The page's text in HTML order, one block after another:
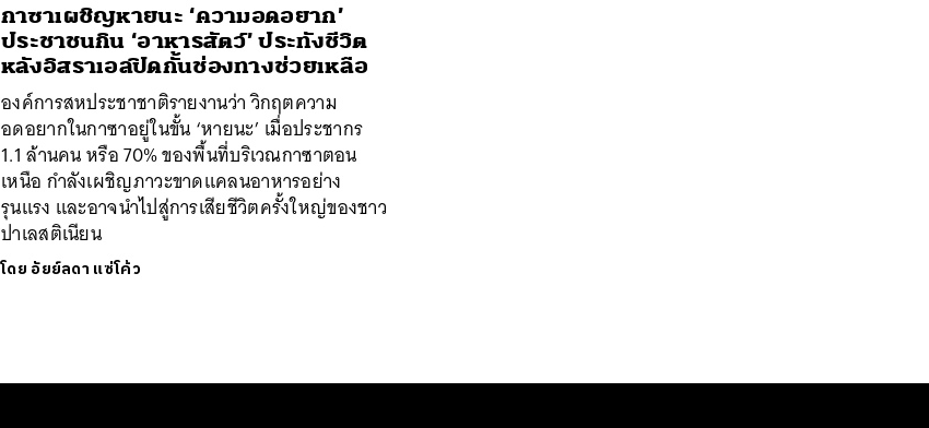
กาซาเผชิญหายนะ ‘ความอดอยาก’
ประชาชนกิน ‘อาหารสัตว์’ ประทังชีวิต
หลังอิสราเอลปิดกั้นช่องทางช่วยเหลือ
องค์การสหประชาชาติรายงานว่า วิกฤตความ
อดอยากในกาซาอยู่ในขั้น ‘หายนะ’ เมื่อประชากร
1.1 ล้านคน หรือ 70% ของพื้นที่บริเวณกาซาตอน
เหนือ กำลังเผชิญภาวะขาดแคลนอาหารอย่าง
รุนแรง และอาจนำไปสู่การเสียชีวิตครั้งใหญ่ของชาว
ปาเลสติเนียน
โดย อัยย์ลดา แซ่โค้ว
SHARE TWEET LINE EMAIL